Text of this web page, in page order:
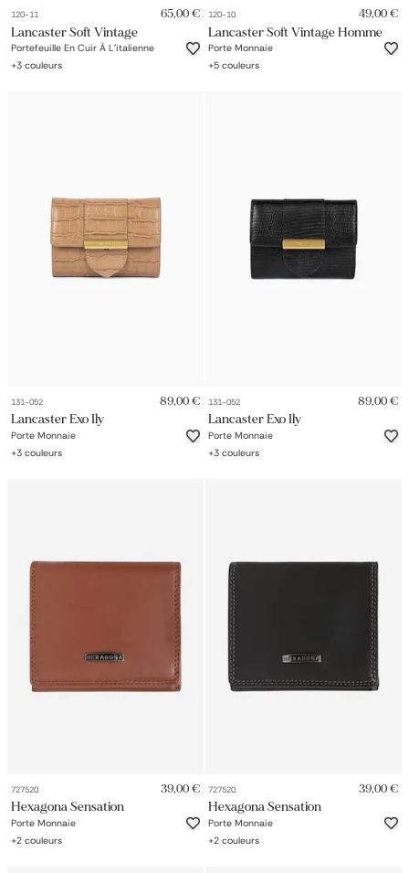
120-11 65,00 €
Lancaster Soft Vintage
Portefeuille En Cuir À L'italienne
+3 couleurs
120-10 49,00 €
Lancaster Soft Vintage Homme
Porte Monnaie
+5 couleurs
131-052 89,00 €
Lancaster Exo Ily
Porte Monnaie
+3 couleurs
131-052 89,00 €
Lancaster Exo Ily
Porte Monnaie
+3 couleurs
727520 39,00 €
Hexagona Sensation
Porte Monnaie
+2 couleurs
727520 39,00 €
Hexagona Sensation
Porte Monnaie
+2 couleurs